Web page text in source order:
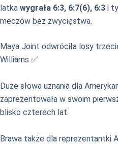
latka wygrała 6:3, 6:7(6), 6:3 i
meczów bez zwycięstwa.
Maya Joint odwróciła losy
Williams ✅
Duże słowa uznania dla
zaprezentowała w swoim
blisko czterech lat.
Brawa także dla reprezentantki